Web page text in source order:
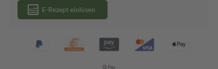
E-Rezept einlösen